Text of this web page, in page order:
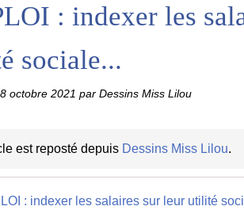
: indexer les
sociale...
octobre 2021 par Dessins Miss Lilou
est reposté depuis Dessins Miss Lilou.